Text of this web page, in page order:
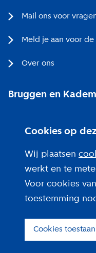
Cookies op
Wij plaatsen
werkt en te
Voor cookies
toestemming
Cookies toestaan
Mail ons voor
Meld je aan voor
Over ons
Bruggen en
Privacy